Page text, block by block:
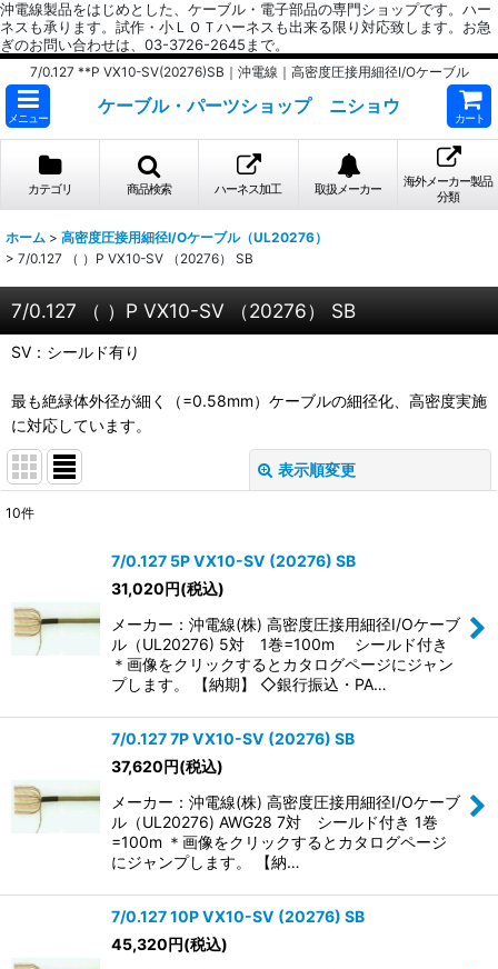
沖電線製品をはじめとした、ケーブル・電子部品の専門ショップです。ハー
ネスも承ります。試作・小ＬＯＴハーネスも出来る限り対応致します。お急
ぎのお問い合わせは、03-3726-2645まで。
7/0.127 **P VX10-SV(20276)SB｜沖電線｜高密度圧接用細径I/Oケーブル
メニュー
ケーブル・パーツショップ ニショウ
カート
カテゴリ 商品検索 ハーネス加工 取扱メーカー
海外メーカー製品
分類
ホーム > 高密度圧接用細径I/Oケーブル（UL20276）
> 7/0.127 （ ）P VX10-SV （20276） SB
7/0.127 （ ）P VX10-SV （20276） SB
SV：シールド有り
最も絶緑体外径が細く（=0.58mm）ケーブルの細径化、高密度実施
に対応しています。
表示順変更
絞り込む
10件
7/0.127 5P VX10-SV (20276) SB
31,020円(税込)
メーカー：沖電線(株) 高密度圧接用細径I/Oケーブ
ル（UL20276) 5対 1巻=100m シールド付き
＊画像をクリックするとカタログページにジャン
プします。 【納期】 ◇銀行振込・PA…
7/0.127 7P VX10-SV (20276) SB
37,620円(税込)
メーカー：沖電線(株) 高密度圧接用細径I/Oケーブ
ル（UL20276) AWG28 7対 シールド付き 1巻
=100m ＊画像をクリックするとカタログページ
にジャンプします。 【納…
7/0.127 10P VX10-SV (20276) SB
45,320円(税込)